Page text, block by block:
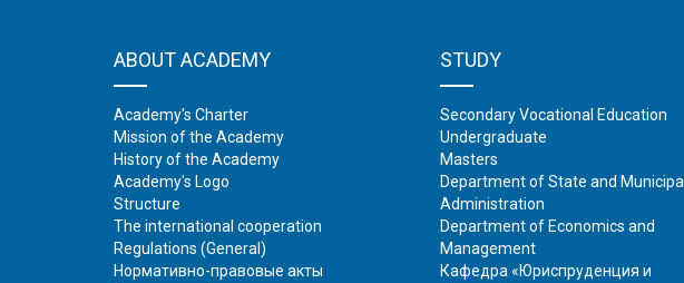
ABOUT ACADEMY
Academy's Charter
Mission of the Academy
History of the Academy
Academy's Logo
Structure
The international cooperation
Regulations (General)
Нормативно-правовые акты
STUDY
Secondary Vocational Education
Undergraduate
Masters
Department of State and Municipal
Administration
Department of Economics and
Management
Кафедра «Юриспруденция и